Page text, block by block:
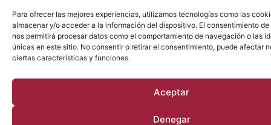
Para ofrecer las mejores experiencias, utilizamos tecnologías como las
almacenar y/o acceder a la información del dispositivo. El consentimiento
nos permitirá procesar datos como el comportamiento de navegación o las
únicas en este sitio. No consentir o retirar el consentimiento, puede afectar
ciertas características y funciones.
Aceptar
Denegar